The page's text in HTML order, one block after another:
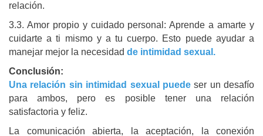
relación.
3.3. Amor propio y cuidado personal: Aprende a amarte y
cuidarte a ti mismo y a tu cuerpo. Esto puede ayudar a
manejar mejor la necesidad de intimidad sexual.
Conclusión:
Una relación sin intimidad sexual puedeser un desafío
para ambos, pero es posible tener una relación
satisfactoria y feliz.
La comunicación abierta, la aceptación, la conexión